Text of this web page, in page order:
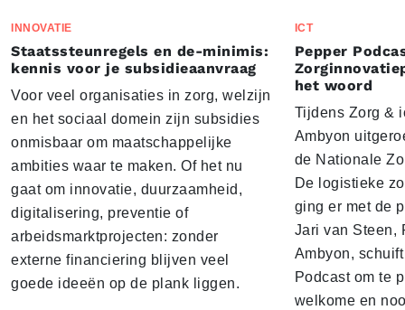
INNOVATIE
Staatssteunregels en de-minimis:
kennis voor je subsidieaanvraag
Voor veel organisaties in zorg, welzijn
en het sociaal domein zijn subsidies
onmisbaar om maatschappelijke
ambities waar te maken. Of het nu
gaat om innovatie, duurzaamheid,
digitalisering, preventie of
arbeidsmarktprojecten: zonder
externe financiering blijven veel
goede ideeën op de plank liggen.
ICT
Pepper
het woord
Tijdens Zorg &
Ambyon
de Nationale
De logistieke
ging er met de
Jari van Steen,
Ambyon,
Podcast om te
welkome en